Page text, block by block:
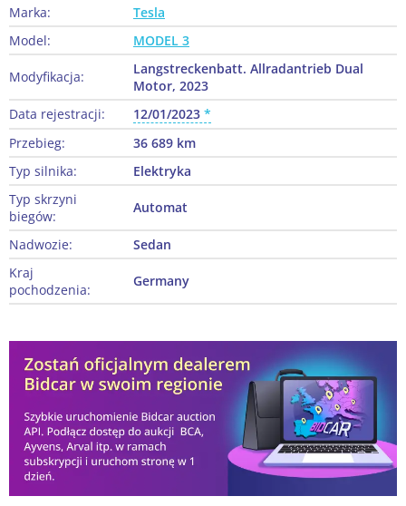
Marka:
Tesla
Model:
MODEL 3
Modyfikacja:
Langstreckenbatt. Allradantrieb Dual
Motor, 2023
Data rejestracji:
12/01/2023
Przebieg:
36 689 km
Typ silnika:
Elektryka
Typ skrzyni
biegów:
Automat
Nadwozie:
Sedan
Kraj
pochodzenia:
Germany